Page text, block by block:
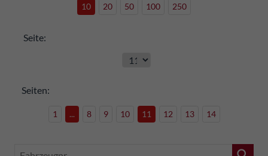
10 20 50 100 250
Seite:
Seiten:
1 ... 8 9 10 11 12 13 14
Fahrzeugnr.